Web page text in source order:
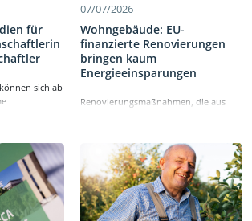
für
sich ab
Bereich der
Politik der
Rahmen
2026 für
07/07/2026
Wohngebäude: EU-
finanzierte Renovierungen
bringen kaum
Energieeinsparungen
Renovierungsmaßnahmen, die aus
Resilienzfazilität (ARF) – gefördert
werden, bringen nur mäßige
Energieeinsparungen. Das ist das Fazit
eines Berichts, der heute vom
Europäischen Rechnungshof
veröffentlicht wurde. Der